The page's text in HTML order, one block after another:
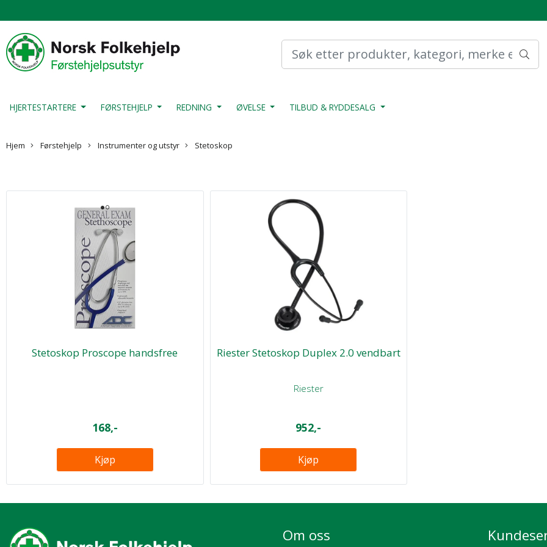
HJERTESTARTERE FØRSTEHJELP REDNING ØVELSE TILBUD & RYDDESALG
Hjem Førstehjelp Instrumenter og utstyr Stetoskop
Stetoskop Proscope handsfree
168,-
Kjøp
Riester Stetoskop Duplex 2.0 vendbart
Riester
952,-
Kjøp
Om oss